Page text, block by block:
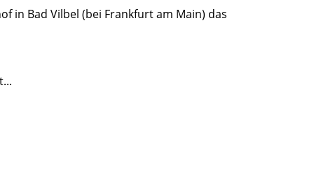
in Bad Vilbel (bei Frankfurt am Main) das